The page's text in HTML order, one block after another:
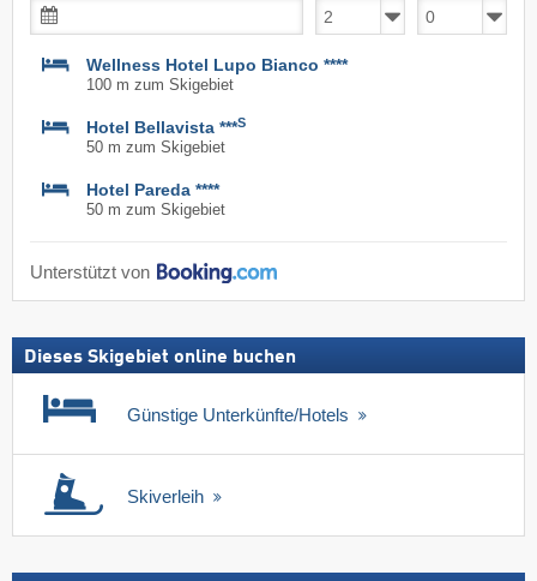
Wellness Hotel Lupo Bianco ****
100 m zum Skigebiet
Hotel Bellavista ***S
50 m zum Skigebiet
Hotel Pareda ****
50 m zum Skigebiet
Unterstützt von
Dieses Skigebiet online buchen
Günstige Unterkünfte/Hotels
Skiverleih